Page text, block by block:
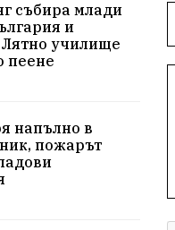
събира млади
и
училище
пеене
напълно в
пожарът